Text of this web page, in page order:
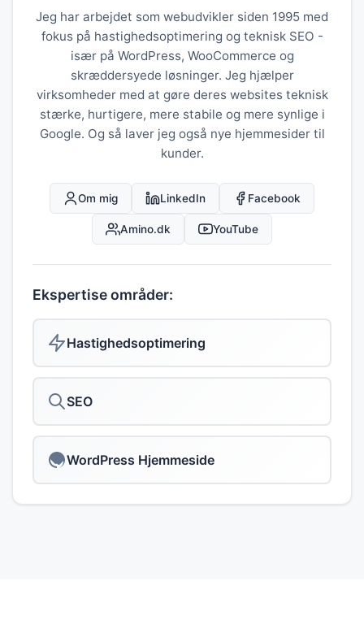
Jeg har arbejdet som webudvikler siden 1995 med
fokus på hastighedsoptimering og teknisk SEO -
især på WordPress, WooCommerce og
skræddersyede løsninger. Jeg hjælper
virksomheder med at gøre deres websites teknisk
stærke, hurtigere, mere stabile og mere synlige i
Google. Og så laver jeg også nye hjemmesider til
kunder.
Om mig LinkedIn Facebook
Amino.dk YouTube
Ekspertise områder:
Hastighedsoptimering
SEO
WordPress Hjemmeside